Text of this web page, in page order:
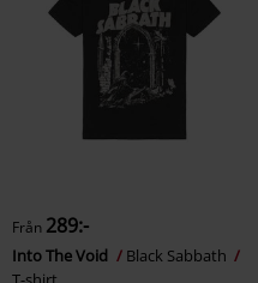
Från 289:-
Into The Void
Black Sabbath